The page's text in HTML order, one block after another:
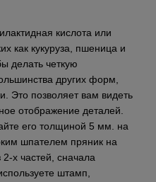
кислота или
как кукуруза, пшеница и
делать четкую
других форм,
Это позволяет вам видеть
отображение деталей.
его толщиной 5 мм. на
шпателем пряник на
х частей, сначала
штамп,